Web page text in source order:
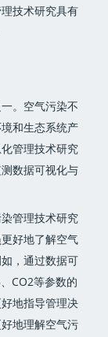
技术研究具有
。空气污染不
和生态系统产
管理技术研究
数据可视化与
管理技术研究
好地了解空气
，通过数据可
CO2等参数的
地指导管理决
地理解空气污